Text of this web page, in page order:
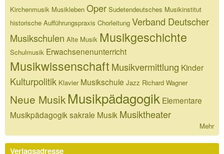
Kirchenmusik Musikleben Oper Sudetendeutsches Musikinstitut
historische Aufführungspraxis Chorleitung Verband Deutscher
Musikschulen Alte Musik Musikgeschichte
Schulmusik Erwachsenenunterricht
Musikwissenschaft Musikvermittlung Kinder
Kulturpolitik Klavier Musikschule Jazz Richard Wagner
Neue Musik Musikpädagogik Elementare
Musikpädagogik sakrale Musik Musiktheater
Mehr
Verlagsadresse